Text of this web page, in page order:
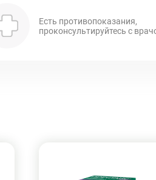
Есть противопоказания,
проконсультируйтесь с